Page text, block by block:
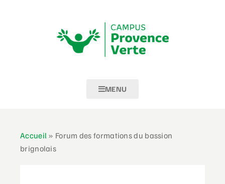
MENU
Accueil » Forum des formations du bassion
brignolais